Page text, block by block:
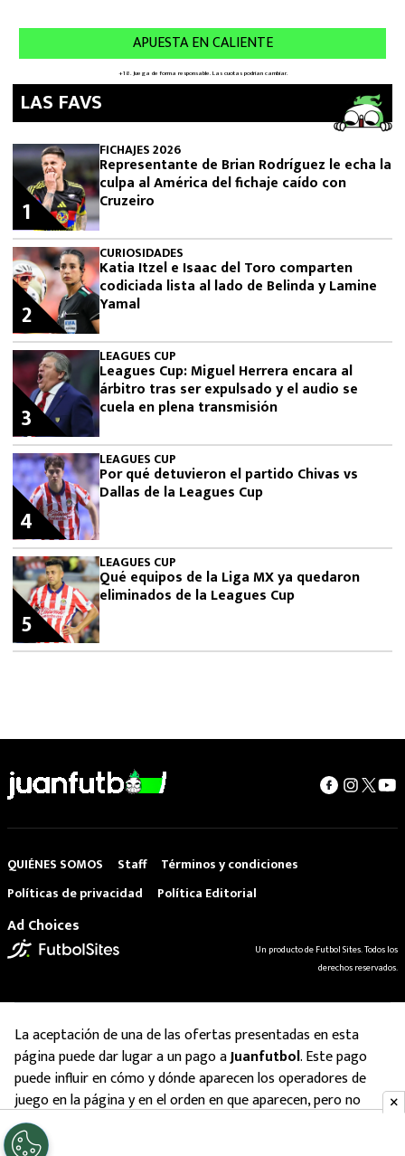
LAS FAVS
FICHAJES 2026
Representante de Brian Rodríguez le echa la
culpa al América del fichaje caído con
Cruzeiro
1
CURIOSIDADES
Katia Itzel e Isaac del Toro comparten
codiciada lista al lado de Belinda y Lamine
Yamal
2
LEAGUES CUP
Leagues Cup: Miguel Herrera encara al
árbitro tras ser expulsado y el audio se
cuela en plena transmisión
3
LEAGUES CUP
Por qué detuvieron el partido Chivas vs
Dallas de la Leagues Cup
4
LEAGUES CUP
Qué equipos de la Liga MX ya quedaron
eliminados de la Leagues Cup
5
QUIÉNES SOMOS Staff
Términos y condiciones
Políticas de privacidad
Política Editorial
Ad Choices
Un producto de Futbol Sites. Todos los
derechos reservados.
La aceptación de una de las ofertas presentadas en esta
página puede dar lugar a un pago aJuanfutbol. Este pago
puede influir en cómo y dónde aparecen los operadores de
juego en la página y en el orden en que aparecen, pero no
influye en nuestras evaluaciones.